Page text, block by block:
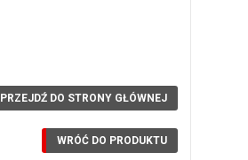
PRZEJDŹ DO STRONY GŁÓWNEJ
WRÓĆ DO PRODUKTU